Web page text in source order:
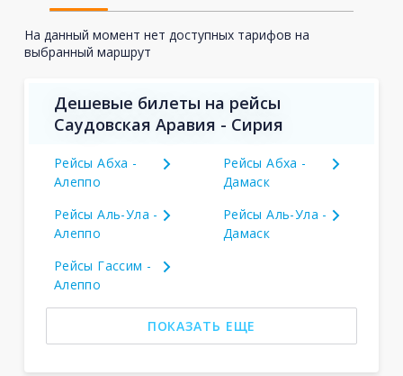
На данный момент нет доступных тарифов на
выбранный маршрут
Дешевые билеты на рейсы
Саудовская Аравия - Сирия
Рейсы Абха -
Алеппо
Рейсы Абха -
Дамаск
Рейсы Аль-Ула -
Алеппо
Рейсы Аль-Ула -
Дамаск
Рейсы Гассим -
Алеппо
ПОКАЗАТЬ ЕЩЕ